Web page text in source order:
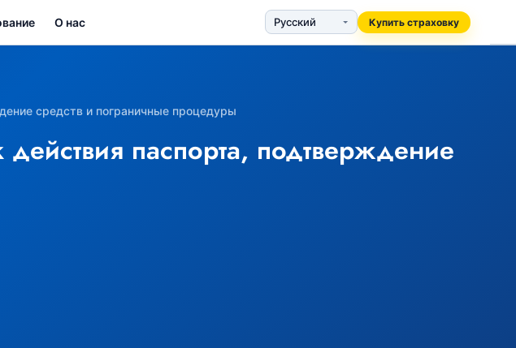
О нас Купить страховку
средств и пограничные процедуры
паспорта, подтверждение